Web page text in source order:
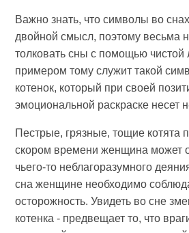
Важно знать, что символы во
двойной смысл, поэтому весьма
толковать сны с помощью чистой
примером тому служит такой
котенок, который при своей
эмоциональной раскраске несет
Пестрые, грязные, тощие котята
скором времени женщина может
чьего-то неблагоразумного
сна женщине необходимо
осторожность. Увидеть во сне
котенка - предвещает то, что